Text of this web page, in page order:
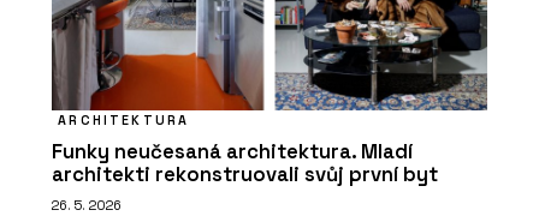
ARCHITEKTURA
Funky neučesaná architektura. Mladí
architekti rekonstruovali svůj první byt
26. 5. 2026